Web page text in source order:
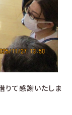
りて感謝いたしま